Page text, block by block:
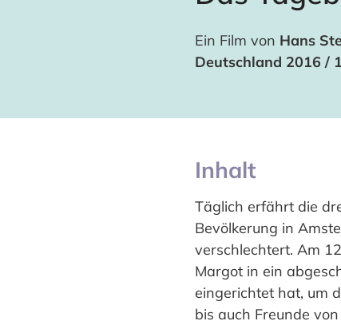
Ein Film von Hans
Deutschland 2016 /
Inhalt
Täglich erfährt die
Bevölkerung in
verschlechtert. Am
Margot in ein
eingerichtet hat, um
bis auch Freunde